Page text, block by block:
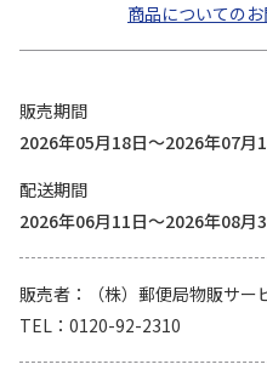
商品についての
販売期間
2026年05月18日～2026年07月
配送期間
2026年06月11日～2026年08月
販売者
（株）郵便局物販サー
TEL
0120-92-2310